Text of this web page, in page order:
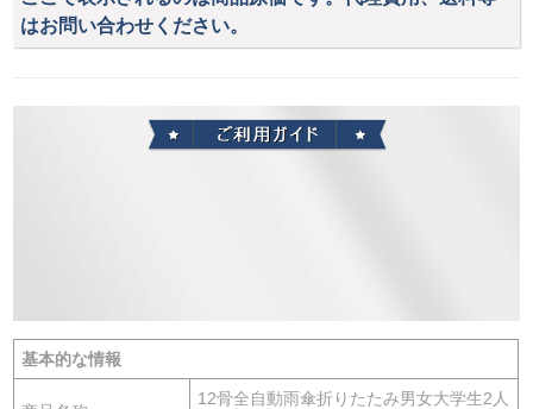
はお問い合わせください。
基本的な情報
12骨全自動雨傘折りたたみ男女大学生2人